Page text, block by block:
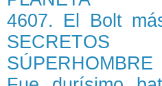
4607. El Bolt